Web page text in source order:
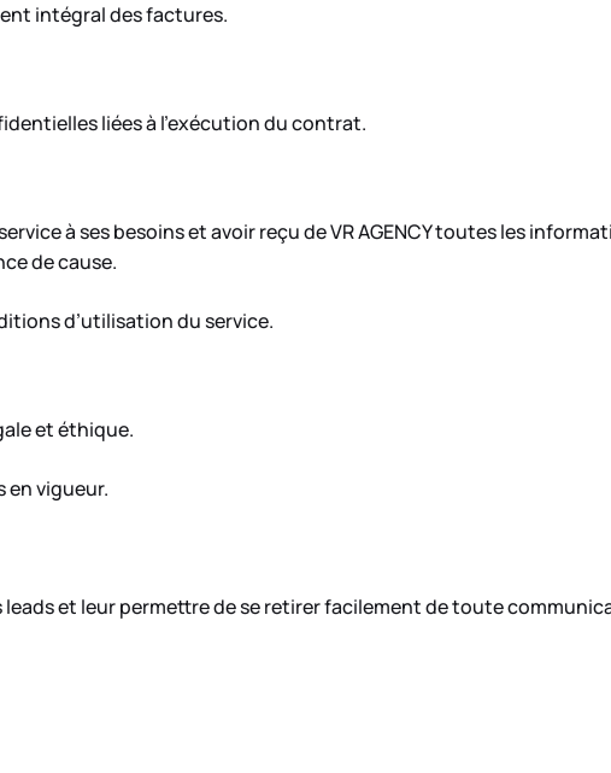
intégral des factures.
liées à l’exécution du contrat.
à ses besoins et avoir reçu de VR AGENCY toutes les
de cause.
d’utilisation du service.
et éthique.
en vigueur.
et leur permettre de se retirer facilement de toute